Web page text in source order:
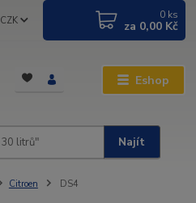
Eshop
CZK
Najít
0 ks
za 0,00 Kč
Citroen DS4